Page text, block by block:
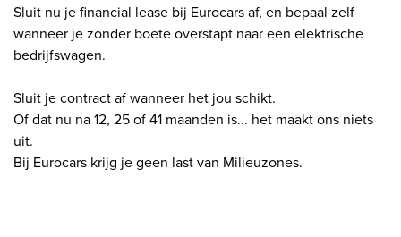
Sluit nu je financial lease bij Eurocars af, en bepaal zelf
wanneer je zonder boete overstapt naar een elektrische
bedrijfswagen.
Sluit je contract af wanneer het jou schikt.
Of dat nu na 12, 25 of 41 maanden is... het maakt ons niets
uit.
Bij Eurocars krijg je geen last van Milieuzones.